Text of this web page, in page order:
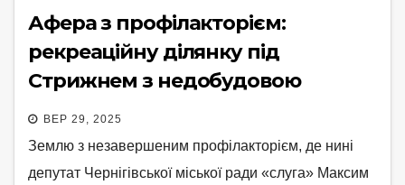
Афера з профілакторієм:
рекреаційну ділянку під
Стрижнем з недобудовою
продали за 46,7 тисяч гривень
ВЕР 29, 2025
Землю з незавершеним профілакторієм, де нині
депутат Чернігівської міської ради «слуга» Максим